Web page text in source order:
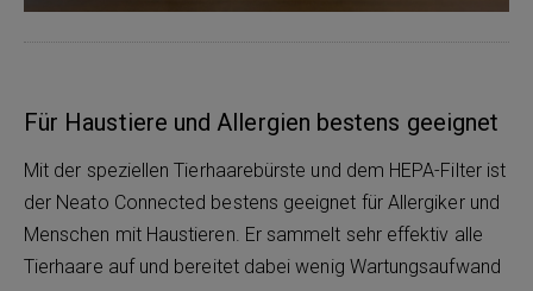
Für Haustiere und Allergien bestens geeignet
Mit der speziellen Tierhaarebürste und dem HEPA-Filter ist
der Neato Connected bestens geeignet für Allergiker und
Menschen mit Haustieren. Er sammelt sehr effektiv alle
Tierhaare auf und bereitet dabei wenig Wartungsaufwand